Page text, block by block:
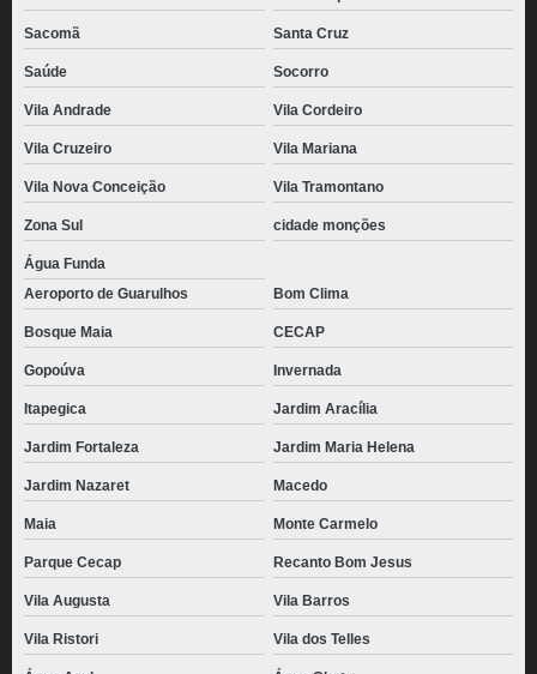
Sacomã Santa Cruz
Saúde Socorro
Vila Andrade Vila Cordeiro
Vila Cruzeiro Vila Mariana
Vila Nova Conceição Vila Tramontano
Zona Sul cidade monções
Água Funda
Aeroporto de Guarulhos
Bom Clima
Bosque Maia CECAP
Gopoúva Invernada
Itapegica Jardim Aracília
Jardim Fortaleza Jardim Maria Helena
Jardim Nazaret Macedo
Maia Monte Carmelo
Parque Cecap Recanto Bom Jesus
Vila Augusta Vila Barros
Vila Ristori Vila dos Telles